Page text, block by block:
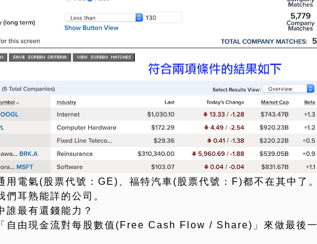
用電氣(股票代號：GE)、福特汽車(股票代號：F)都不在其中了。
們耳熟能詳的公司。
誰最有還錢能力？
自由現金流對每股數值(Free Cash Flow / Share)」來做最後一